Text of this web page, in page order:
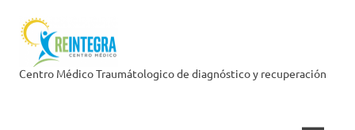
content
Médico
Centro Médico Traumátologico de diagnóstico y recuperación